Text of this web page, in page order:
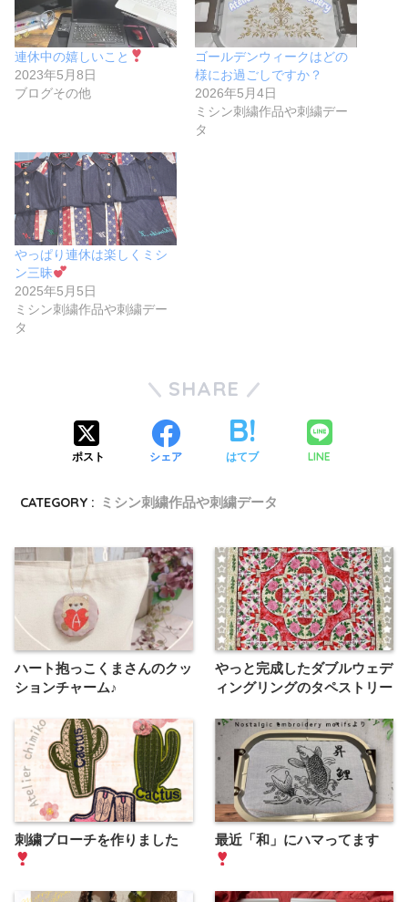
連休中の嬉しいこと
2023年5月8日
ブログその他
ゴールデンウィークはどの
様にお過ごしですか？
2026年5月4日
ミシン刺繍作品や刺繍デー
タ
やっぱり連休は楽しくミシ
ン三昧
2025年5月5日
ミシン刺繍作品や刺繍デー
タ
SHARE
ポスト シェア はてブ LINE
CATEGORY : ミシン刺繍作品や刺繍データ
ハート抱っこくまさんのクッ
ションチャーム♪
やっと完成したダブルウェデ
ィングリングのタペストリー
刺繍ブローチを作りました 最近「和」にハマってます